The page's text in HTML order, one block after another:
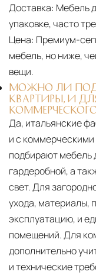
Доставка: Мебель
упаковке, часто
Цена: Премиум-
мебель, но ниже,
вещи.
МОЖНО ЛИ
КВАРТИРЫ, И
Да, итальянские
и с
подбирают мебель
гардеробной, а
свет. Для
ухода, материалы,
эксплуатацию, и
помещений. Для
дополнительно
и технические